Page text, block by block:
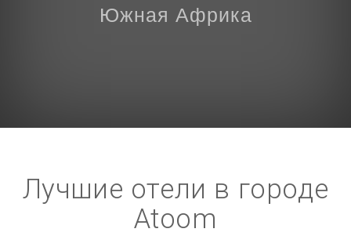
Южная Африка
Лучшие отели в городе
Atoom